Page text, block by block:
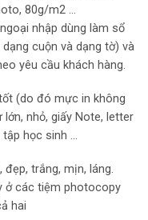
80g/m2 …
nhập dùng làm sổ
cuộn và dạng tờ) và
yêu cầu khách hàng.
(do đó mực in không
nhỏ, giấy Note, letter
tập học sinh …
trắng, mịn, láng.
ở các tiệm photocopy
hai